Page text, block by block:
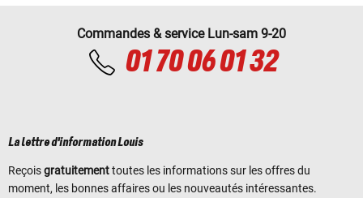
Commandes & service Lun-sam 9-20
01 70 06 01 32
La lettre d'information Louis
Reçoisgratuitementtoutes les informations sur les offres du
moment, les bonnes affaires ou les nouveautés intéressantes.